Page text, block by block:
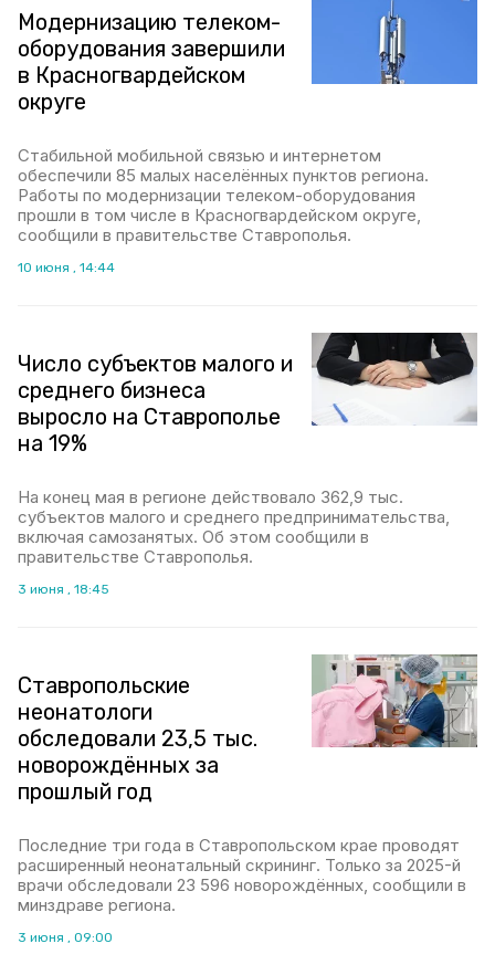
Модернизацию телеком-
оборудования завершили
в Красногвардейском
округе
Стабильной мобильной связью и интернетом
обеспечили 85 малых населённых пунктов региона.
Работы по модернизации телеком-оборудования
прошли в том числе в Красногвардейском округе,
сообщили в правительстве Ставрополья.
10 июня , 14:44
Число субъектов малого и
среднего бизнеса
выросло на Ставрополье
на 19%
На конец мая в регионе действовало 362,9 тыс.
субъектов малого и среднего предпринимательства,
включая самозанятых. Об этом сообщили в
правительстве Ставрополья.
3 июня , 18:45
Ставропольские
неонатологи
обследовали 23,5 тыс.
новорождённых за
прошлый год
Последние три года в Ставропольском крае проводят
расширенный неонатальный скрининг. Только за 2025-й
врачи обследовали 23 596 новорождённых, сообщили в
минздраве региона.
3 июня , 09:00